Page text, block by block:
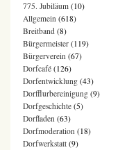
775. Jubiläum (10)
Allgemein (618)
Breitband (8)
Bürgermeister (119)
Bürgerverein (67)
Dorfcafé (126)
Dorfentwicklung (43)
Dorfflurbereinigung (9)
Dorfgeschichte (5)
Dorfladen (63)
Dorfmoderation (18)
Dorfwerkstatt (9)